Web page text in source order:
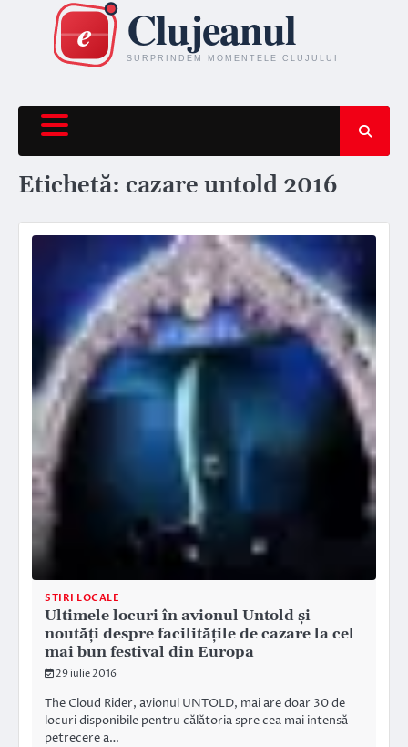
content
Etichetă: cazare untold 2016
STIRI LOCALE
Ultimele locuri în avionul Untold şi
noutăţi despre facilităţile de cazare la cel
mai bun festival din Europa
29 iulie 2016
The Cloud Rider, avionul UNTOLD, mai are doar 30 de
locuri disponibile pentru călătoria spre cea mai intensă
petrecere a…